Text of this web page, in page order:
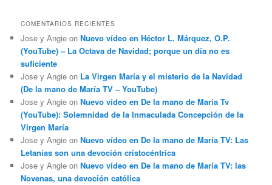
COMENTARIOS RECIENTES
Jose y Angie onNuevo vídeo en Héctor L. Márquez, O.P.
(YouTube) – La Octava de Navidad; porque un día no es
suficiente
Jose y Angie on La Virgen María y el misterio de la Navidad
(De la mano de María TV – YouTube)
Jose y Angie onNuevo vídeo en De la mano de María Tv
(YouTube): Solemnidad de la Inmaculada Concepción de la
Virgen María
Jose y Angie onNuevo vídeo en De la mano de María TV: Las
Letanías son una devoción cristocéntrica
Jose y Angie onNuevo vídeo en De la mano de María TV: las
Novenas, una devoción católica